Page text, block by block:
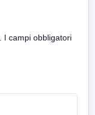
I campi obbligatori